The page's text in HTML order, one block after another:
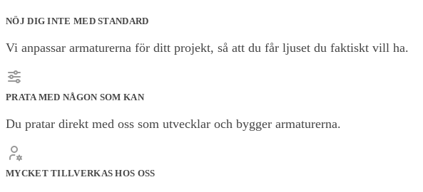
NÖJ DIG INTE MED STANDARD
Vi anpassar armaturerna för ditt projekt, så att du får ljuset du faktiskt vill ha.
PRATA MED NÅGON SOM KAN
Du pratar direkt med oss som utvecklar och bygger armaturerna.
MYCKET TILLVERKAS HOS OSS